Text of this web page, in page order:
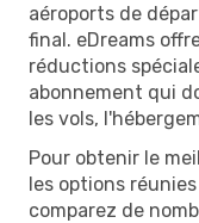
aéroports de
final. eDreams
réductions
abonnement qui
les vols,
Pour obtenir le
les options
comparez de